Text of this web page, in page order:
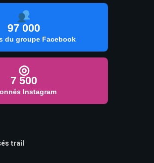
97 000
du groupe Facebook
◎
7 500
Instagram
trail